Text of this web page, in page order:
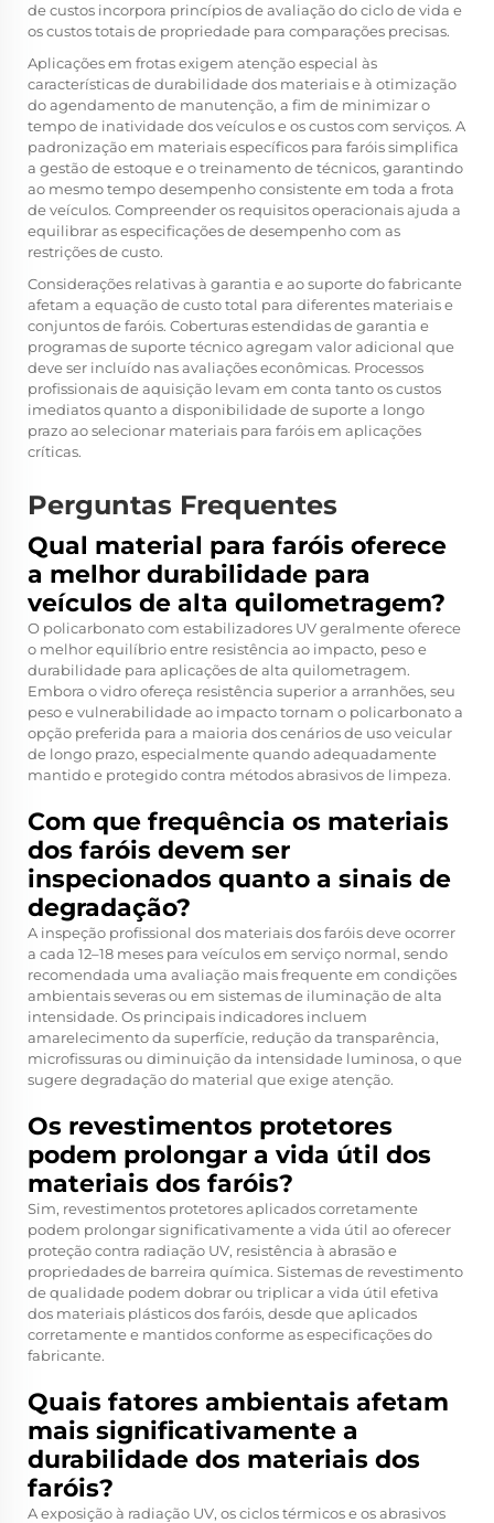
de custos incorpora princípios de avaliação do ciclo de vida e
os custos totais de propriedade para comparações precisas.
Aplicações em frotas exigem atenção especial às
características de durabilidade dos materiais e à otimização
do agendamento de manutenção, a fim de minimizar o
tempo de inatividade dos veículos e os custos com serviços. A
padronização em materiais específicos para faróis simplifica
a gestão de estoque e o treinamento de técnicos, garantindo
ao mesmo tempo desempenho consistente em toda a frota
de veículos. Compreender os requisitos operacionais ajuda a
equilibrar as especificações de desempenho com as
restrições de custo.
Considerações relativas à garantia e ao suporte do fabricante
afetam a equação de custo total para diferentes materiais e
conjuntos de faróis. Coberturas estendidas de garantia e
programas de suporte técnico agregam valor adicional que
deve ser incluído nas avaliações econômicas. Processos
profissionais de aquisição levam em conta tanto os custos
imediatos quanto a disponibilidade de suporte a longo
prazo ao selecionar materiais para faróis em aplicações
críticas.
Perguntas Frequentes
Qual material para faróis oferece
a melhor durabilidade para
veículos de alta quilometragem?
O policarbonato com estabilizadores UV geralmente oferece
o melhor equilíbrio entre resistência ao impacto, peso e
durabilidade para aplicações de alta quilometragem.
Embora o vidro ofereça resistência superior a arranhões, seu
peso e vulnerabilidade ao impacto tornam o policarbonato a
opção preferida para a maioria dos cenários de uso veicular
de longo prazo, especialmente quando adequadamente
mantido e protegido contra métodos abrasivos de limpeza.
Com que frequência os materiais
dos faróis devem ser
inspecionados quanto a sinais de
degradação?
A inspeção profissional dos materiais dos faróis deve ocorrer
a cada 12–18 meses para veículos em serviço normal, sendo
recomendada uma avaliação mais frequente em condições
ambientais severas ou em sistemas de iluminação de alta
intensidade. Os principais indicadores incluem
amarelecimento da superfície, redução da transparência,
microfissuras ou diminuição da intensidade luminosa, o que
sugere degradação do material que exige atenção.
Os revestimentos protetores
podem prolongar a vida útil dos
materiais dos faróis?
Sim, revestimentos protetores aplicados corretamente
podem prolongar significativamente a vida útil ao oferecer
proteção contra radiação UV, resistência à abrasão e
propriedades de barreira química. Sistemas de revestimento
de qualidade podem dobrar ou triplicar a vida útil efetiva
dos materiais plásticos dos faróis, desde que aplicados
corretamente e mantidos conforme as especificações do
fabricante.
Quais fatores ambientais afetam
mais significativamente a
durabilidade dos materiais dos
faróis?
A exposição à radiação UV, os ciclos térmicos e os abrasivos